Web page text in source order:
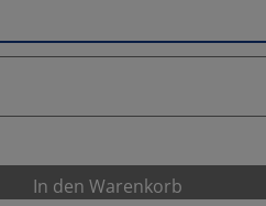
In den Warenkorb